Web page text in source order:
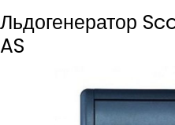
Льдогенератор
AS